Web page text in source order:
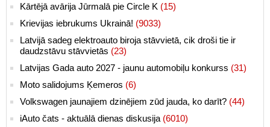
Kārtējā avārija Jūrmalā pie Circle K (15)
Krievijas iebrukums Ukrainā! (9033)
Latvijā sadeg elektroauto biroja stāvvietā, cik droši tie ir
daudzstāvu stāvvietās (23)
Latvijas Gada auto 2027 - jaunu automobiļu konkurss (31)
Moto salidojums Ķemeros (6)
Volkswagen jaunajiem dzinējiem zūd jauda, ko darīt? (44)
iAuto čats - aktuālā dienas diskusija (6010)